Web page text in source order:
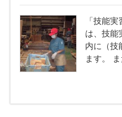
「技能
は、技能
内に（技
ます。